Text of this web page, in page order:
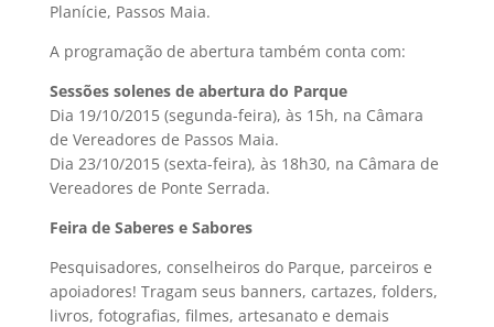
Planície, Passos Maia.
A programação de abertura também conta com:
Sessões solenes de abertura do Parque
Dia 19/10/2015 (segunda-feira), às 15h, na Câmara
de Vereadores de Passos Maia.
Dia 23/10/2015 (sexta-feira), às 18h30, na Câmara de
Vereadores de Ponte Serrada.
Feira de Saberes e Sabores
Pesquisadores, conselheiros do Parque, parceiros e
apoiadores! Tragam seus banners, cartazes, folders,
livros, fotografias, filmes, artesanato e demais